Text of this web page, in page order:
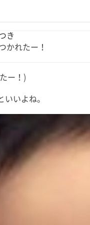
き
かれたー！
ー！)
いいよね。